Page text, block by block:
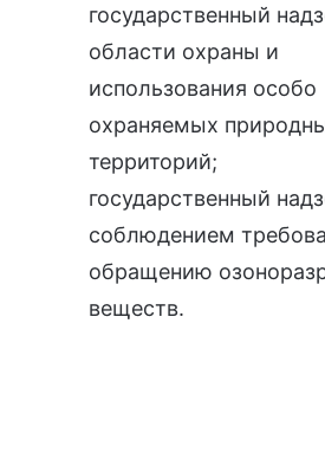
государственный
области охраны и
использования особо
охраняемых
территорий;
государственный
соблюдением
обращению
веществ.